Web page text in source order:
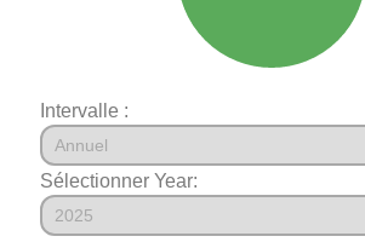
Intervalle :
Sélectionner Year: